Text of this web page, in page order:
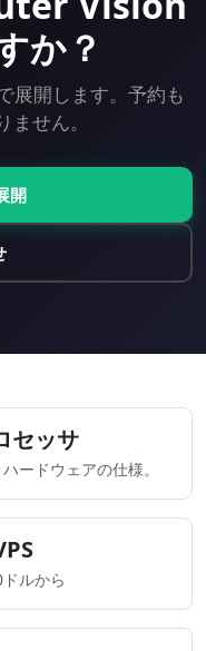
か？
展開します。予約も
せん。
開
セッサ
ードウェアの仕様。
ルから